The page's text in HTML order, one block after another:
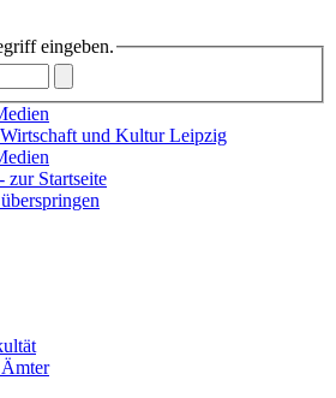
eingeben.
und Kultur Leipzig